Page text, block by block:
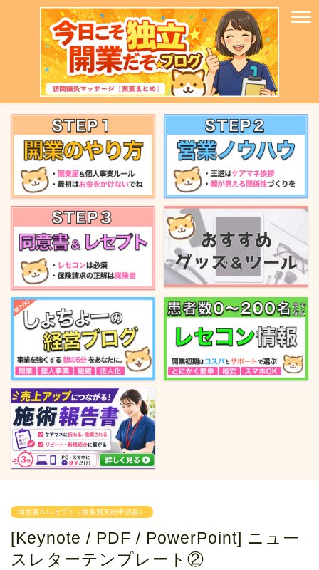
同意書＆レセプト（療養費支給申請書）
[Keynote / PDF / PowerPoint] ニュー
スレターテンプレート②